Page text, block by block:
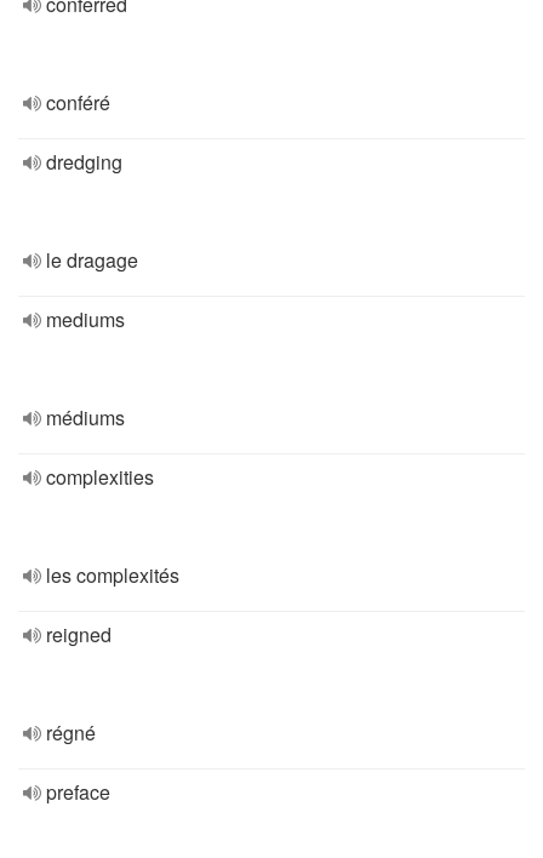
conféré
dredging
le dragage
mediums
médiums
complexities
les complexités
reigned
régné
preface